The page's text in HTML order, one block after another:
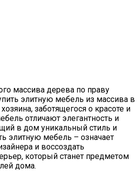
массива дерева по праву
элитную мебель из массива в
заботящегося о красоте и
отличают элегантность и
в дом уникальный стиль и
элитную мебель – означает
и воссоздать
который станет предметом
дома.